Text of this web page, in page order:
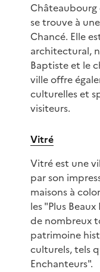
se trouve à
Chancé. Elle
architectural,
Baptiste et le
ville offre
culturelles et
visiteurs.
Vitré
Vitré est une
par son
maisons à
les "Plus
de nombreux
patrimoine
culturels, tels
Enchanteurs".